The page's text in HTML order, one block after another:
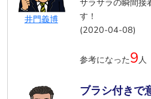
井門義博
サラサラの瞬間接
す！
(2020-04-08)
参考になった9人
ブラシ付きで